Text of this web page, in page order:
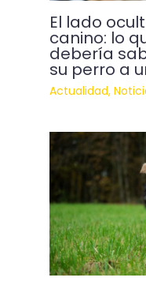
El lado
canino: lo
debería
su perro a
Actualidad,